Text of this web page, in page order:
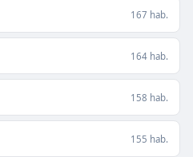
167 hab.
164 hab.
158 hab.
155 hab.